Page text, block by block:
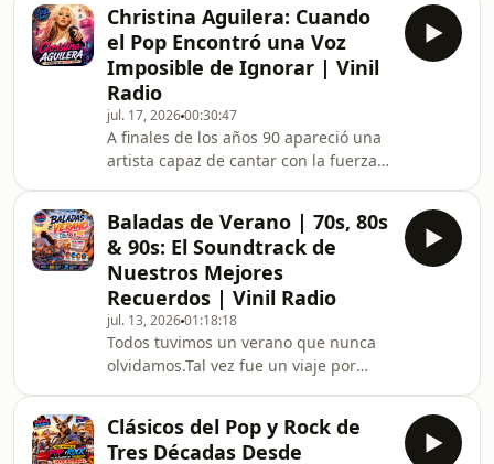
podía emocionar al mundo con solo
una guitarra, una voz y un público en
absoluto silencio.Ese escenario se
llamaba MTV Unplugged, y durante
los años 90 cambió para siempre la
historia de la música en vivo.En este
episodio de Vinil Radio recorremos el
To
Christina Aguilera: Cuando
el Pop Encontró una Voz
Imposible de Ignorar | Vinil
Radio
jul. 17, 202600:30:47
A finales de los años 90 apareció una
artista capaz de cantar con la fuerza
pop. Su nombre era Christina
Aguilera.En esta mini biografía de
Vinil Radio recorremos su historia
desde los días de The All-New Mickey
Mouse Club hasta su consagración
mundial como una de las voces más
importantes de la música
contemporánea.Revive el
Baladas de Verano | 70s, 80s
& 90s: El Soundtrack de
Nuestros Mejores
Recuerdos | Vinil Radio
jul. 13, 202601:18:18
Todos tuvimos un verano que nunca
olvidamos.Tal vez fue un viaje por
amigos. O ese primer amor que, cada
vez que vuelve a sonar una canción,
Clásicos del Pop y Rock de
Tres Décadas Desde